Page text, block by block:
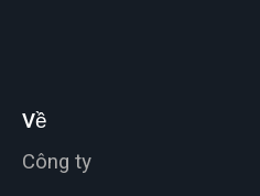
Về
Công ty